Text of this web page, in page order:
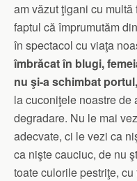
am văzut ţigani cu
faptul că împrumutăm
în spectacol cu viaţa
îmbrăcat în blugi,
nu şi-a schimbat
la cuconiţele noastre de
degradare. Nu le mai
adecvate, ci le vezi ca
ca nişte cauciuc, de nu
toate culorile pestriţe,